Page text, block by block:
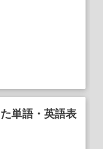
単語・英語表